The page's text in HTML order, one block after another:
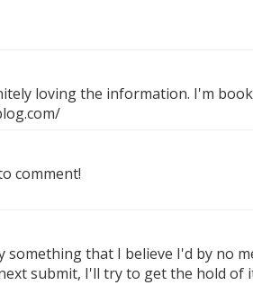
loving the information. I'm
comment!
that I believe I'd by no
submit, I'll try to get the hold of